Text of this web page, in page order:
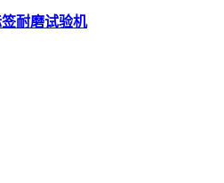
签耐磨试验机